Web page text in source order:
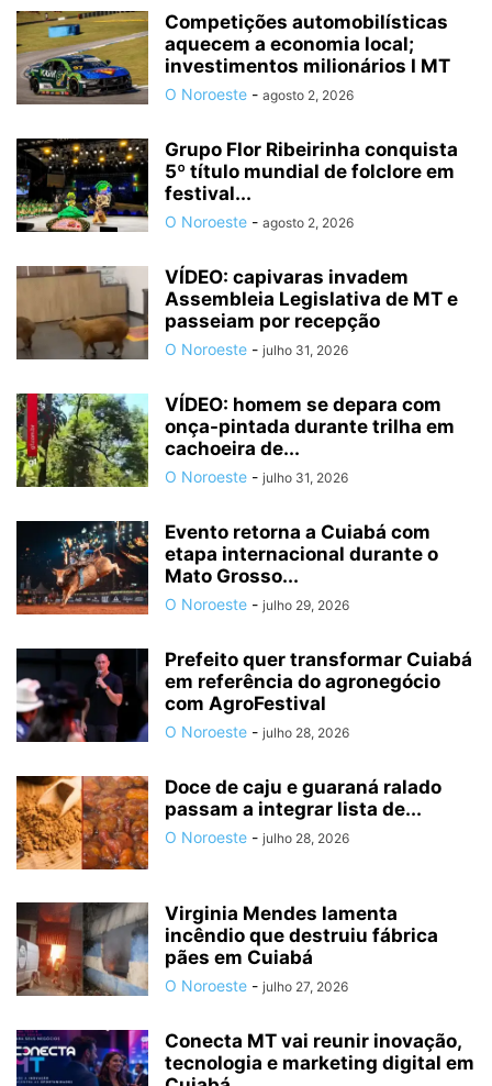
Competições automobilísticas
aquecem a economia local;
investimentos milionários I MT
O Noroeste - agosto 2, 2026
Grupo Flor Ribeirinha conquista
5º título mundial de folclore em
festival...
O Noroeste - agosto 2, 2026
VÍDEO: capivaras invadem
Assembleia Legislativa de MT e
passeiam por recepção
O Noroeste - julho 31, 2026
VÍDEO: homem se depara com
onça-pintada durante trilha em
cachoeira de...
O Noroeste - julho 31, 2026
Evento retorna a Cuiabá com
etapa internacional durante o
Mato Grosso...
O Noroeste - julho 29, 2026
Prefeito quer transformar Cuiabá
em referência do agronegócio
com AgroFestival
O Noroeste - julho 28, 2026
Doce de caju e guaraná ralado
passam a integrar lista de...
O Noroeste - julho 28, 2026
Virginia Mendes lamenta
incêndio que destruiu fábrica
pães em Cuiabá
O Noroeste - julho 27, 2026
Conecta MT vai reunir inovação,
tecnologia e marketing digital em